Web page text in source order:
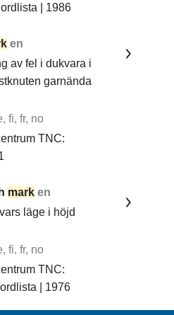
| 1986
en
av fel i dukvara i
garnända
fi, fr, no
TNC:
mark en
läge i höjd
fi, fr, no
TNC:
| 1976